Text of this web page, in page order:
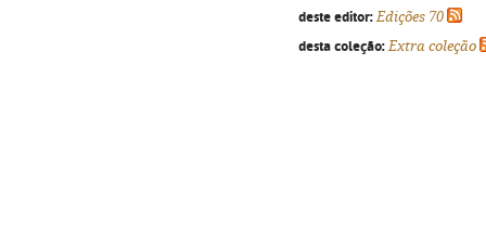
deste editor: Edições 70
desta coleção: Extra coleção